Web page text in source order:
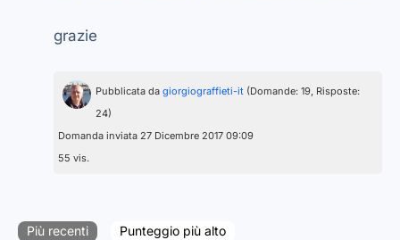
grazie
Pubblicata da giorgiograffieti-it (Domande: 19, Risposte:
24)
Domanda inviata 27 Dicembre 2017 09:09
55 vis.
Più recenti Punteggio più alto